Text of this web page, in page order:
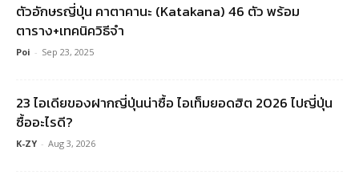
ตัวอักษรญี่ปุ่น คาตาคานะ (Katakana) 46 ตัว พร้อม
ตาราง+เทคนิควิธีจำ
Poi - Sep 23, 2025
23 ไอเดียของฝากญี่ปุ่นน่าซื้อ ไอเท็มยอดฮิต 2026 ไปญี่ปุ่น
ซื้ออะไรดี?
K-ZY - Aug 3, 2026